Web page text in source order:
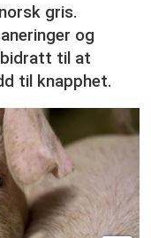
gris.
og
bidratt til at
til knapphet.